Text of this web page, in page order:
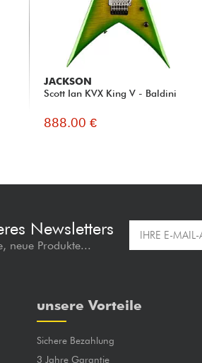
JACKSON
Scott Ian KVX King V - Baldini
888.00 €
Newsletters
neue Produkte...
unsere Vorteile
Sichere Bezahlung
3 Jahre Garantie